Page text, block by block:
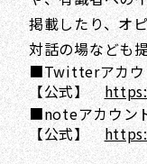
掲載したり、オ
対話の場なども
■Twitterアカウ
【公式】
■noteアカウン
【公式】